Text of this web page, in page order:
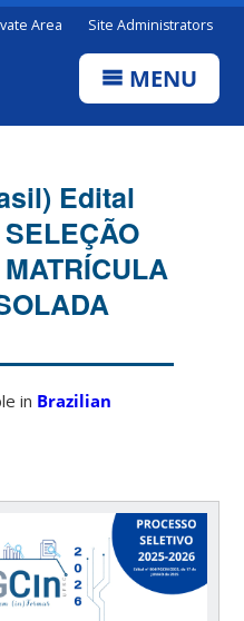
Area Site Administrators
MENU
Edital
in Brazilian